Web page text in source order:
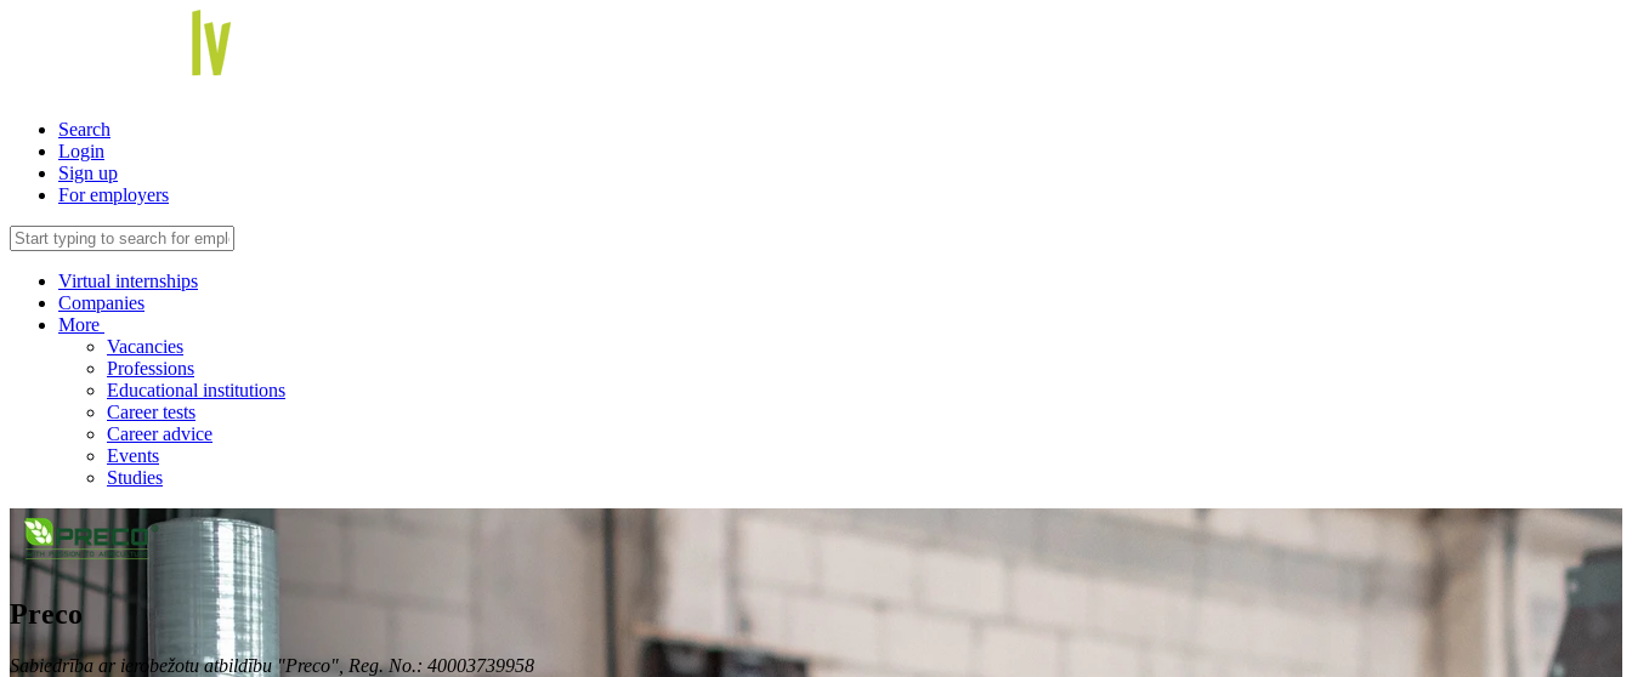
Search
Login
Sign up
For employers
Virtual internships
Companies
More
Vacancies
Professions
Educational institutions
Career tests
Career advice
Events
Studies
Preco
Sabiedrība ar ierobežotu atbildību "Preco", Reg. No.: 40003739958